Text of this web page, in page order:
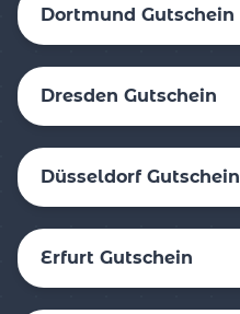
Dortmund Gutschein
Dresden Gutschein
Düsseldorf Gutschein
Erfurt Gutschein